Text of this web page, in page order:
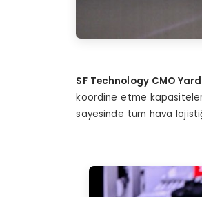
SF Technology CMO
koordine etme
sayesinde tüm hava